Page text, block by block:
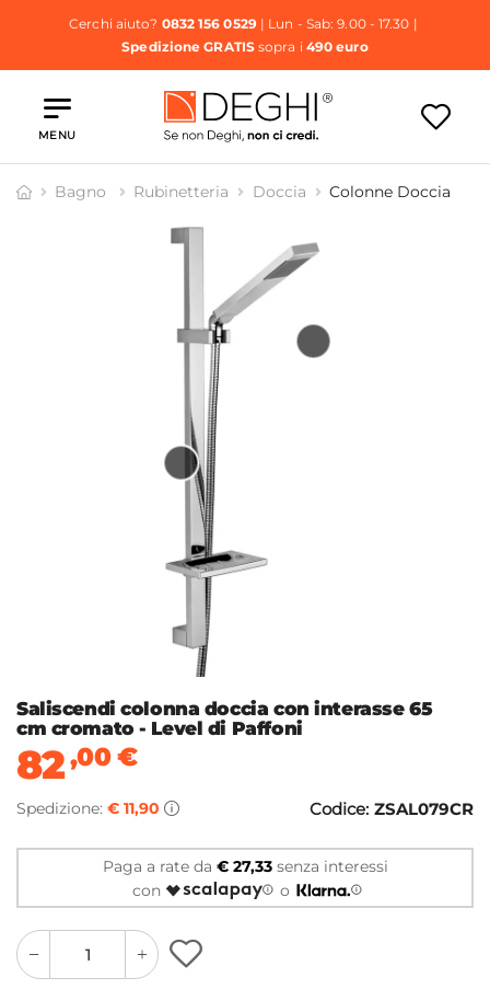
Cerchi aiuto? 0832 156 0529| Lun - Sab: 9.00 - 17.30 |
Spedizione GRATISsopra i 490 euro
MENU
Bagno Rubinetteria Doccia Colonne Doccia
Saliscendi colonna doccia con interasse 65
cm cromato - Level di Paffoni
82,00€
Spedizione: € 11,90 Codice: ZSAL079CR
Paga a rate da € 27,33senza interessi
con
o
quantity
button
quantity
minus
button